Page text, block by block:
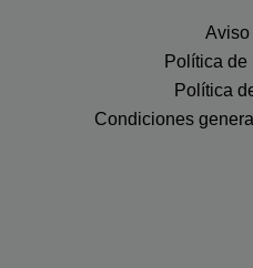
Aviso
Política de
Política
Condiciones